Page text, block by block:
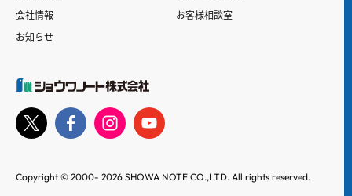
会社情報
お知らせ
お客様相談室
Copyright © 2000- 2026 SHOWA NOTE CO.,LTD. All rights reserved.